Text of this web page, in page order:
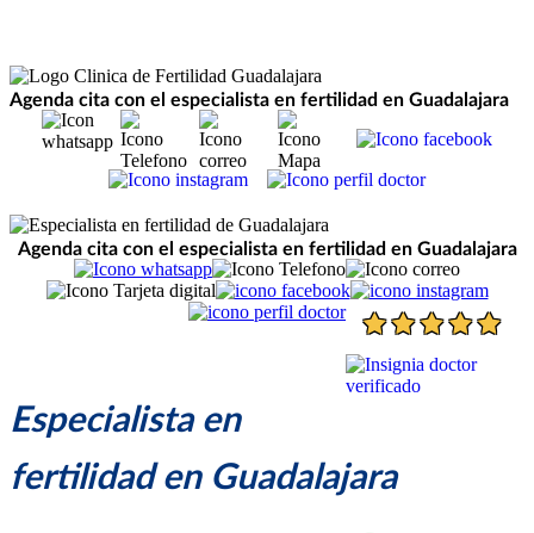
Agenda cita con el especialista en fertilidad en Guadalajara
Agenda cita con el especialista en fertilidad en Guadalajara
Especialista en
fertilidad en Guadalajara